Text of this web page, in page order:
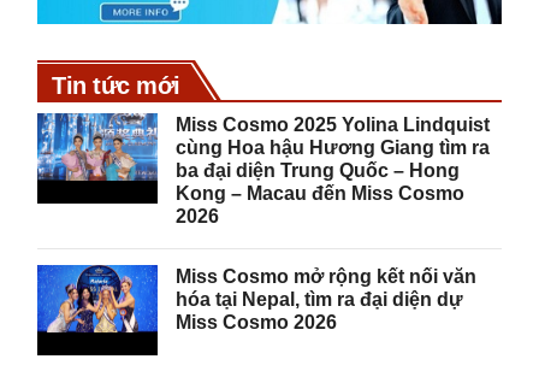
Tin tức mới
Miss Cosmo 2025 Yolina Lindquist
cùng Hoa hậu Hương Giang tìm ra
ba đại diện Trung Quốc – Hong
Kong – Macau đến Miss Cosmo
2026
Miss Cosmo mở rộng kết nối văn
hóa tại Nepal, tìm ra đại diện dự
Miss Cosmo 2026